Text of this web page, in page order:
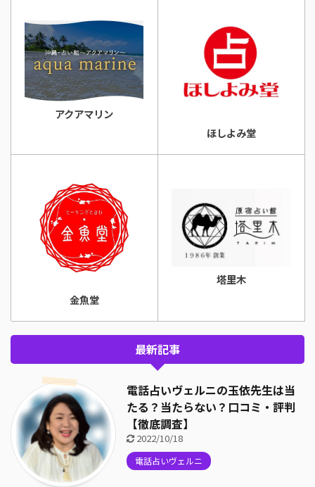
アクアマリン
ほしよみ堂
金魚堂
塔里木
最新記事
電話占いヴェルニの玉依先生は当
たる？当たらない？口コミ・評判
【徹底調査】
2022/10/18
電話占いヴェルニ